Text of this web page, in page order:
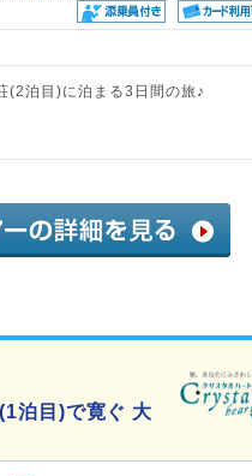
(2泊目)に泊まる3日間の旅♪
泊目)で寛ぐ 大